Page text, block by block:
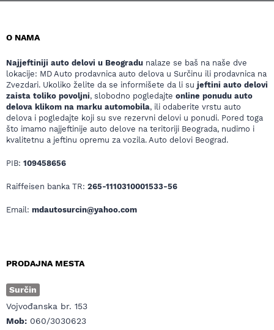
O NAMA
Najjeftiniji auto delovi u Beogradu nalaze se baš na naše dve
lokacije: MD Auto prodavnica auto delova u Surčinu ili prodavnica na
Zvezdari. Ukoliko želite da se informišete da li su jeftini auto delovi
zaista toliko povoljni, slobodno pogledajte online ponudu auto
delova klikom na marku automobila, ili odaberite vrstu auto
delova i pogledajte koji su sve rezervni delovi u ponudi. Pored toga
što imamo najjeftinije auto delove na teritoriji Beograda, nudimo i
kvalitetnu a jeftinu opremu za vozila. Auto delovi Beograd.
PIB: 109458656
Raiffeisen banka TR: 265-1110310001533-56
Email: mdautosurcin@yahoo.com
PRODAJNA MESTA
Surčin
Vojvođanska br. 153
Mob: 060/3030623